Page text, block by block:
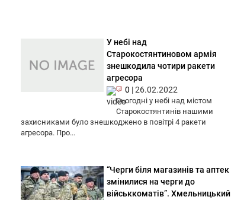
У небі над
Старокостянтиновом армія
знешкодила чотири ракети
агресора
0 |26.02.2022
Сьогодні у небі над містом
Старокостянтинів нашими
захисниками було знешкоджено в повітрі 4 ракети
агресора. Про...
“Черги біля магазинів та аптек
змінилися на черги до
військкоматів”. Хмельницький